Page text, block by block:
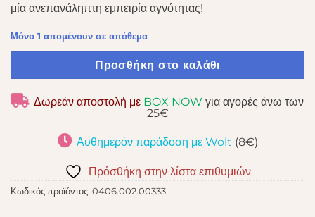
μία ανεπανάληπτη εμπειρία αγνότητας!
Μόνο 1 απομένουν σε απόθεμα
Προσθήκη στο καλάθι
Δωρεάν αποστολή με BOX NOW για αγορές άνω των
25€
Αυθημερόν παράδοση με Wolt (8€)
Πρόσθήκη στην λίστα επιθυμιών
Κωδικός προϊόντος: 0406.002.00333